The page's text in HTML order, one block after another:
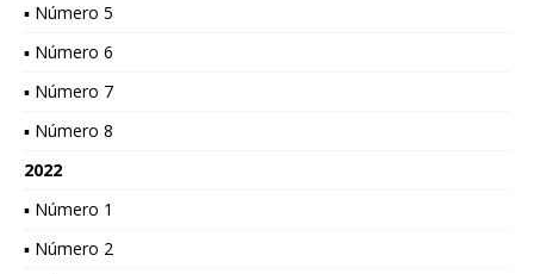
▪ Número 5
▪ Número 6
▪ Número 7
▪ Número 8
2022
▪ Número 1
▪ Número 2